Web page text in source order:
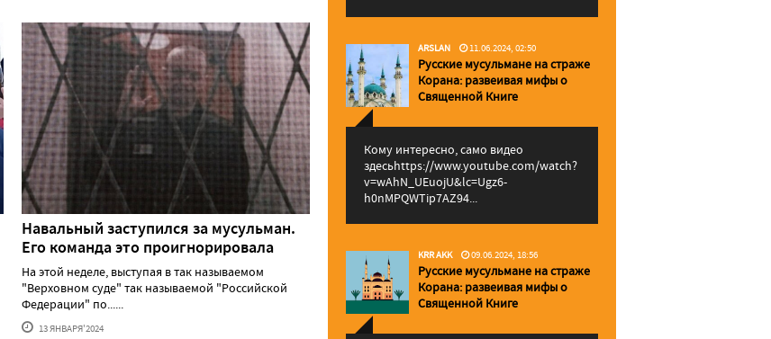
Навальный заступился за мусульман.
Его команда это проигнорировала
На этой неделе, выступая в так называемом
"Верховном суде" так называемой "Российской
Федерации" по......
13 ЯНВАРЯ'2024
ARSLAN 11.06.2024, 02:50
Русские мусульмане на страже
Корана: pазвеивая мифы о
Священной Книге
Кому интересно, само видео
здесьhttps://www.youtube.com/watch?
v=wAhN_UEuojU&lc=Ugz6-
h0nMPQWTip7AZ94...
KRR AKK 09.06.2024, 18:56
Русские мусульмане на страже
Корана: pазвеивая мифы о
Священной Книге